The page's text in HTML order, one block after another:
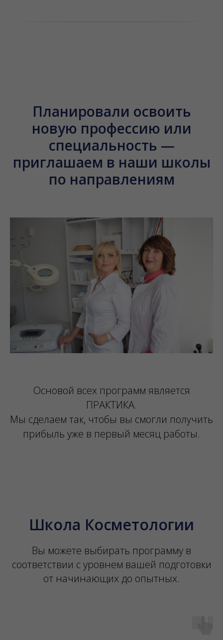
Планировали освоить
новую профессию или
специальность —
приглашаем в наши школы
по направлениям
Основой всех программ является
ПРАКТИКА.
Мы сделаем так, чтобы вы смогли получить
прибыль уже в первый месяц работы.
Школа Косметологии
Вы можете выбирать программу в
соответствии с уровнем вашей подготовки
от начинающих до опытных.